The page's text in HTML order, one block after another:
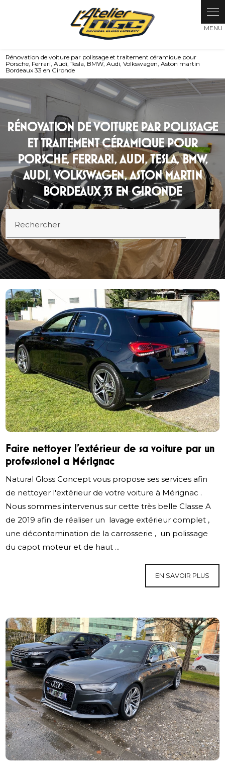
Rénovation de voiture par polissage et traitement céramique pour
Porsche, Ferrari, Audi, Tesla, BMW, Audi, Volkswagen, Aston martin
Bordeaux 33 en Gironde
RÉNOVATION DE VOITURE PAR POLISSAGE
ET TRAITEMENT CÉRAMIQUE POUR
PORSCHE, FERRARI, AUDI, TESLA, BMW,
AUDI, VOLKSWAGEN, ASTON MARTIN
BORDEAUX 33 EN GIRONDE
Rechercher
Faire nettoyer l'extérieur de sa voiture par un
professionel a Mérignac
Natural Gloss Concept vous propose ses services afin
de nettoyer l'extérieur de votre voiture à Mérignac .
Nous sommes intervenus sur cette très belle Classe A
de 2019 afin de réaliser un lavage extérieur complet ,
une décontamination de la carrosserie , un polissage
du capot moteur et de haut ...
EN SAVOIR PLUS